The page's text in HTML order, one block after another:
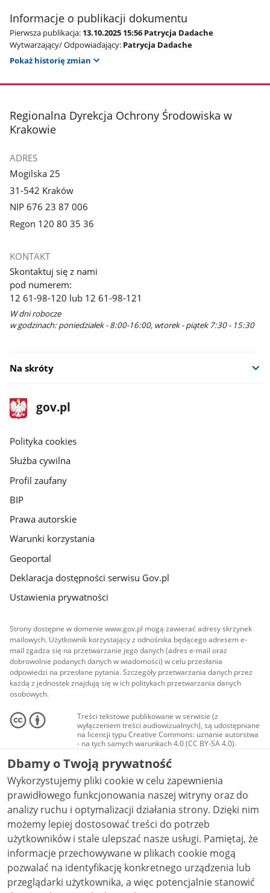
Informacje o publikacji dokumentu
Pierwsza publikacja: 13.10.2025 15:56 Patrycja Dadache
Wytwarzający/ Odpowiadający: Patrycja Dadache
Pokaż historię zmian
stopka
Regionalna Dyrekcja Ochrony Środowiska w
Krakowie
ADRES
Mogilska 25
31-542 Kraków
NIP 676 23 87 006
Regon 120 80 35 36
KONTAKT
Skontaktuj się z nami
pod numerem:
12 61-98-120 lub 12 61-98-121
W dni robocze
w godzinach: poniedziałek - 8:00-16:00, wtorek - piątek 7:30 - 15:30
Na skróty
stopka
gov.pl
Strona
gov.pl
gov.pl
Polityka cookies
Służba cywilna
Profil zaufany
BIP
Prawa autorskie
Warunki korzystania
Geoportal
Deklaracja dostępności serwisu Gov.pl
Ustawienia prywatności
Strony dostępne w domenie www.gov.pl mogą zawierać adresy skrzynek
mailowych. Użytkownik korzystający z odnośnika będącego adresem e-
mail zgadza się na przetwarzanie jego danych (adres e-mail oraz
dobrowolnie podanych danych w wiadomości) w celu przesłania
odpowiedzi na przesłane pytania. Szczegóły przetwarzania danych przez
każdą z jednostek znajdują się w ich politykach przetwarzania danych
osobowych.
Treści tekstowe publikowane w serwisie (z
wyłączeniem treści audiowizualnych), są udostępniane
na licencji typu Creative Commons: uznanie autorstwa
- na tych samych warunkach 4.0 (CC BY-SA 4.0).
Materiały audiowizualne, w tym zdjęcia, materiały
audio i wideo, są udostępniane na licencji typu
Creative Commons: uznanie autorstwa użycie
niekomercyjne - bez utworów zależnych 4.0 (CC BY-
NC-ND 4.0), o ile nie jest to stwierdzone inaczej.
Dbamy o Twoją prywatność
Wykorzystujemy pliki cookie w celu zapewnienia
prawidłowego funkcjonowania naszej witryny oraz do
analizy ruchu i optymalizacji działania strony. Dzięki nim
możemy lepiej dostosować treści do potrzeb
użytkowników i stale ulepszać nasze usługi. Pamiętaj, że
informacje przechowywane w plikach cookie mogą
pozwalać na identyfikację konkretnego urządzenia lub
przeglądarki użytkownika, a więc potencjalnie stanowić